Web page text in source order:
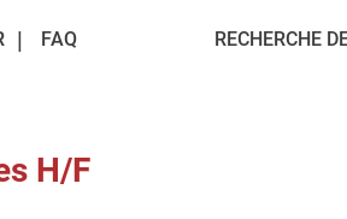
FAQ RECHERCHE
H/F